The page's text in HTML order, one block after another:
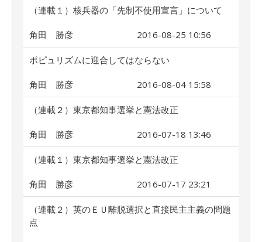
（連載１）核兵器の「先制不使用宣言」について
角田 勝彦 2016-08-25 10:56
ポピュリズムに迎合してはならない
角田 勝彦 2016-08-04 15:58
（連載２）東京都知事選挙と憲法改正
角田 勝彦 2016-07-18 13:46
（連載１）東京都知事選挙と憲法改正
角田 勝彦 2016-07-17 23:21
（連載２）英のＥＵ離脱選択と直接民主主義の問題
点